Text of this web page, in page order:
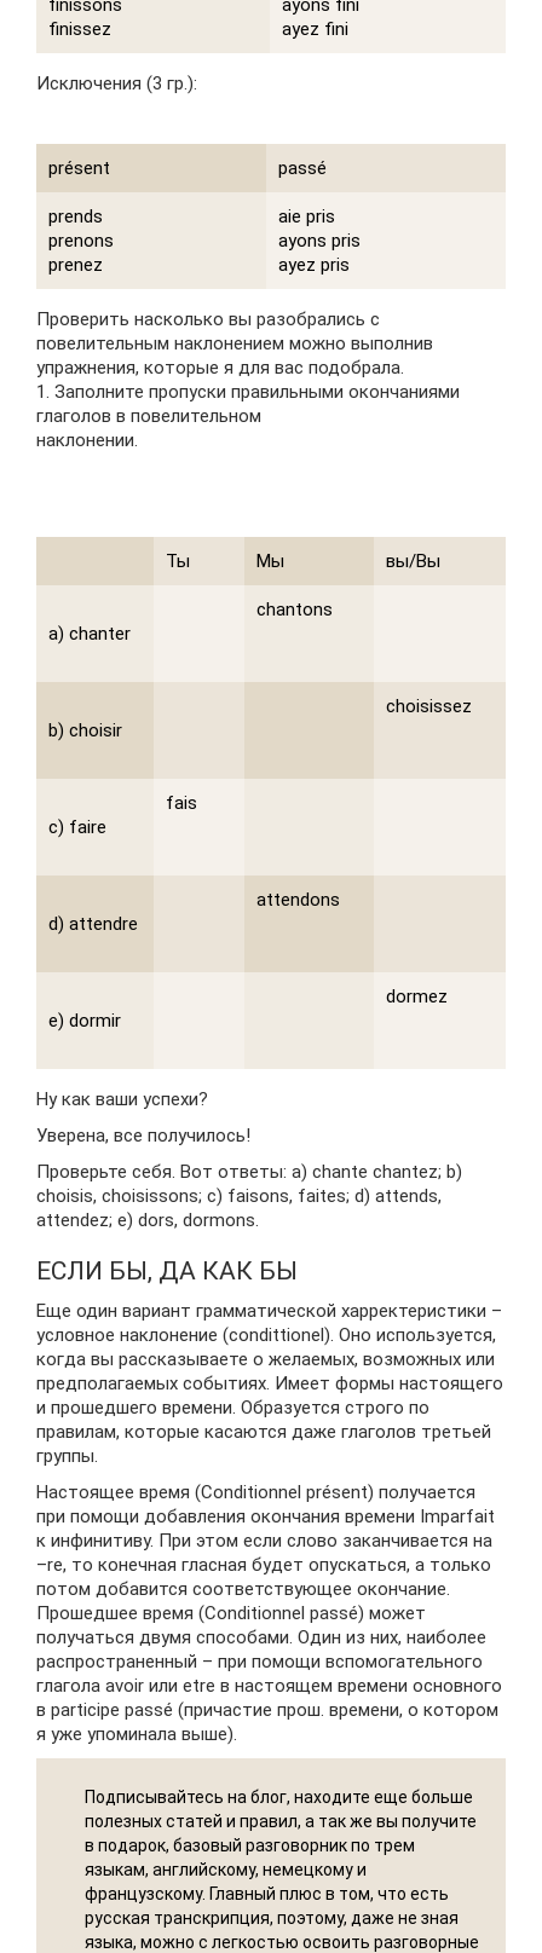
finissons
finissez
ayons fini
ayez fini
Исключения (3 гр.):
présent passé
prends
prenons
prenez
aie pris
ayons pris
ayez pris
Проверить насколько вы разобрались с
повелительным наклонением можно выполнив
упражнения, которые я для вас подобрала.
1. Заполните пропуски правильными окончаниями
глаголов в повелительном
наклонении.
Ты Мы вы/Вы
a) chanter
chantons
b) choisir
choisissez
c) faire
fais
d) attendre
attendons
e) dormir
dormez
Ну как ваши успехи?
Уверена, все получилось!
Проверьте себя. Вот ответы: a) chante chantez; b)
choisis, choisissons; c) faisons, faites; d) attends,
attendez; e) dors, dormons.
ЕСЛИ БЫ, ДА КАК БЫ
Еще один вариант грамматической харректеристики –
условное наклонение (condittionel). Оно используется,
когда вы рассказываете о желаемых, возможных или
предполагаемых событиях. Имеет формы настоящего
и прошедшего времени. Образуется строго по
правилам, которые касаются даже глаголов третьей
группы.
Настоящее время (Conditionnel présent) получается
при помощи добавления окончания времени Imparfait
к инфинитиву. При этом если слово заканчивается на
–re, то конечная гласная будет опускаться, а только
потом добавится соответствующее окончание.
Прошедшее время (Conditionnel passé) может
получаться двумя способами. Один из них, наиболее
распространенный – при помощи вспомогательного
глагола avoir или etre в настоящем времени основного
в participe passé (причастие прош. времени, о котором
я уже упоминала выше).
Подписывайтесь на блог, находите еще больше
полезных статей и правил, а так же вы получите
в подарок, базовый разговорник по трем
языкам, английскому, немецкому и
французскому. Главный плюс в том, что есть
русская транскрипция, поэтому, даже не зная
языка, можно с легкостью освоить разговорные